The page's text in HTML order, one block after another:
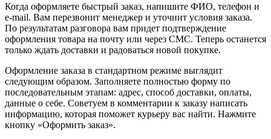
Когда оформляете быстрый заказ, напишите ФИО, телефон и
e-mail. Вам перезвонит менеджер и уточнит условия заказа.
По результатам разговора вам придет подтверждение
оформления товара на почту или через СМС. Теперь останется
только ждать доставки и радоваться новой покупке.
Оформление заказа в стандартном режиме выглядит
следующим образом. Заполняете полностью форму по
последовательным этапам: адрес, способ доставки, оплаты,
данные о себе. Советуем в комментарии к заказу написать
информацию, которая поможет курьеру вас найти. Нажмите
кнопку «Оформить заказ».